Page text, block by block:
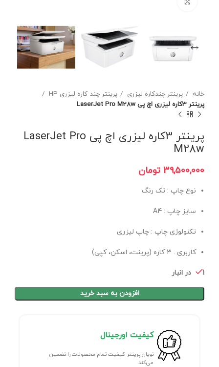
خانه پرینتر چندکاره لیزری
پرینتر چند کاره لیزری HP
پرینتر 3کاره لیزری اچ پی LaserJet Pro M28w
پرینتر 3کاره لیزری اچ پی LaserJet Pro
M28w
تومان
نوع چاپ : تک رنگ
سایز چاپ : A4
تکنولوژی چاپ : چاپ لیزری
کاربری : 3 کاره (پرینت، اسکن، کپی)
1 در انبار
افزودن به سبد خرید
کیفیت اورجینال
نویان پرینتر کیفیت تمام محصولات را تضمین
می‌کند